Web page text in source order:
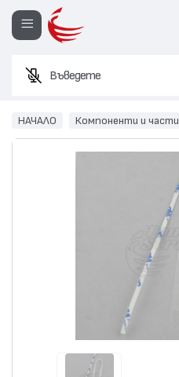
Въведете име и
НАЧАЛО Компоненти и части